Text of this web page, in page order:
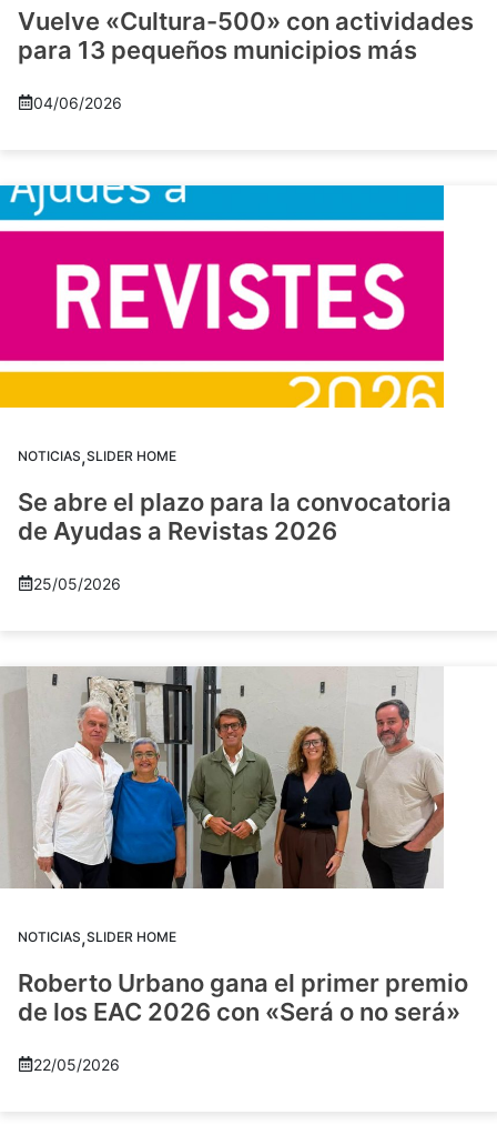
Vuelve «Cultura-500» con actividades
para 13 pequeños municipios más
04/06/2026
NOTICIAS,SLIDER HOME
Se abre el plazo para la convocatoria
de Ayudas a Revistas 2026
25/05/2026
NOTICIAS,SLIDER HOME
Roberto Urbano gana el primer premio
de los EAC 2026 con «Será o no será»
22/05/2026